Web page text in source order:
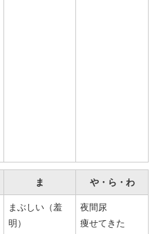
ま や・ら・わ
まぶしい（羞
明）
夜間尿
痩せてきた